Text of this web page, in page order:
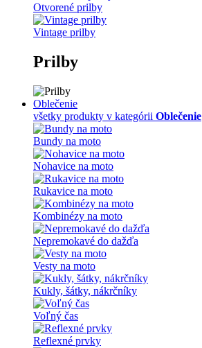
Otvorené prilby
Vintage prilby
Prilby
Oblečenie
všetky produkty v kategórii Oblečenie
Bundy na moto
Nohavice na moto
Rukavice na moto
Kombinézy na moto
Nepremokavé do dažďa
Vesty na moto
Kukly, šátky, nákrčníky
Voľný čas
Reflexné prvky